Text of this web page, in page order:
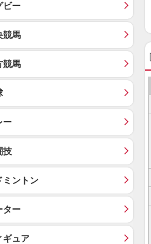
ビー
競馬
競馬
ー
技
ミントン
ター
ギュア